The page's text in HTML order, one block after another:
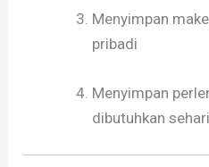
Menyimpan
pribadi
Menyimpan
dibutuhkan